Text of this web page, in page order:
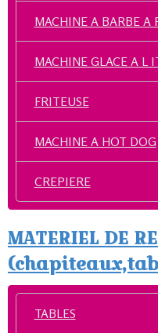
MACHINE A BARBE A
MACHINE GLACE A L
FRITEUSE
MACHINE A HOT DOG
CREPIERE
MATERIEL DE
TABLES